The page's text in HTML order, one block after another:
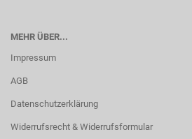
MEHR ÜBER...
Impressum
AGB
Datenschutzerklärung
Widerrufsrecht & Widerrufsformular